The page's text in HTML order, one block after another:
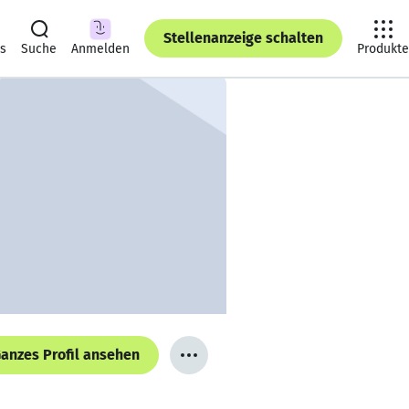
Suche Anmelden
Stellenanzeige schalten
Produkte
Profil ansehen